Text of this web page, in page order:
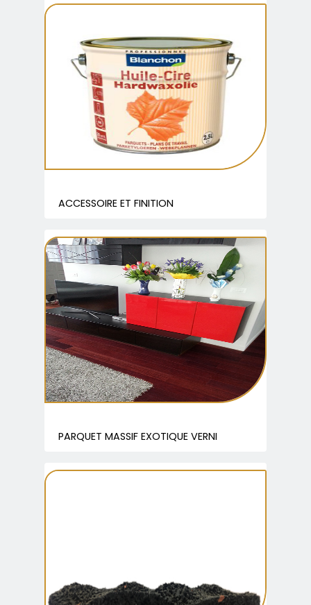
ACCESSOIRE ET FINITION
PARQUET MASSIF EXOTIQUE VERNI